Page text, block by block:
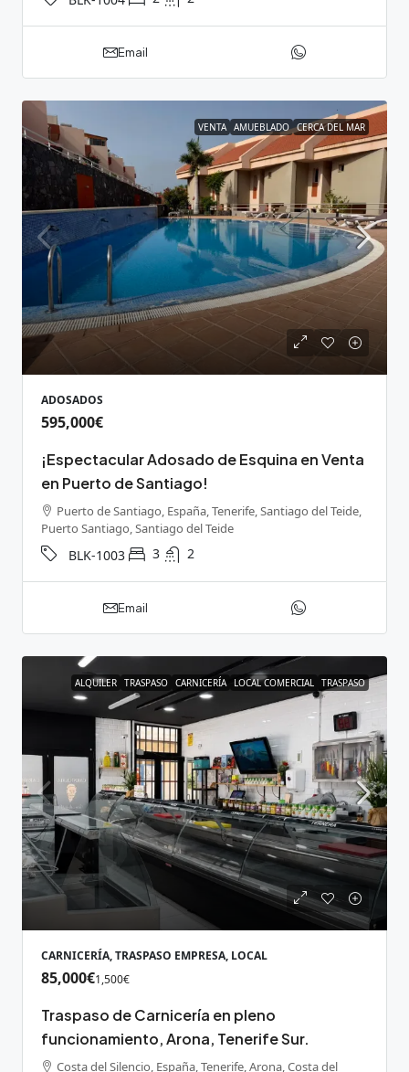
Email
VENTA AMUEBLADO CERCA DEL MAR
ADOSADOS
595,000€
¡Espectacular Adosado de Esquina en Venta
en Puerto de Santiago!
Puerto de Santiago, España, Tenerife, Santiago del Teide,
Puerto Santiago, Santiago del Teide
BLK-1003 3 2
Email
ALQUILER TRASPASO CARNICERÍA LOCAL COMERCIAL TRASPASO
CARNICERÍA, TRASPASO EMPRESA, LOCAL
85,000€1,500€
Traspaso de Carnicería en pleno
funcionamiento, Arona, Tenerife Sur.
Costa del Silencio, España, Tenerife, Arona, Costa del